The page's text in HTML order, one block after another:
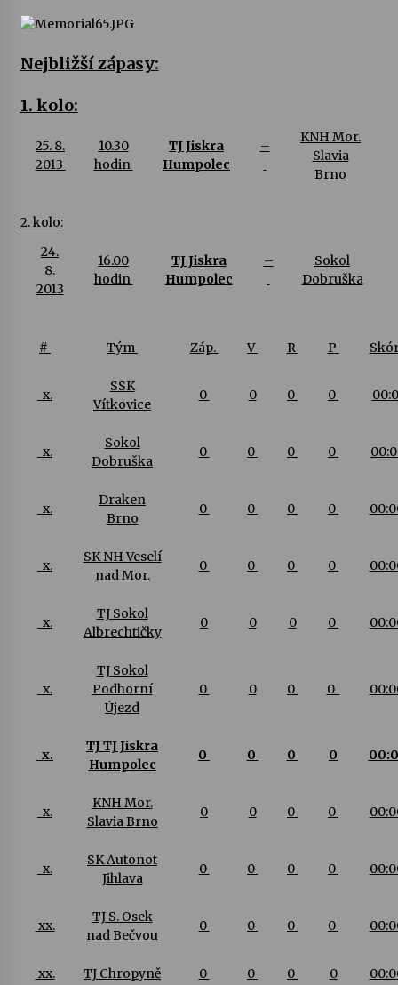
Nejbližší zápasy:
1. kolo:
25. 8.
2013
10.30
hodin
TJ Jiskra
Humpolec
–
KNH Mor.
Slavia
Brno
2. kolo:
24.
8.
2013
16.00
hodin
TJ Jiskra
Humpolec
–
Sokol
Dobruška
# Tým Záp. V R P
x.
SSK
Vítkovice
0 0 0 0
x.
Sokol
Dobruška
0 0 0 0
x.
Draken
Brno
0 0 0 0
x.
SK NH Veselí
nad Mor.
0 0 0 0
x.
TJ Sokol
Albrechtičky
0 0 0 0
x.
TJ Sokol
Podhorní
Újezd
0 0 0 0
x.
TJ TJ Jiskra
Humpolec
0 0 0 0
x.
KNH Mor.
Slavia Brno
0 0 0 0
x.
SK Autonot
Jihlava
0 0 0 0
xx.
TJ S. Osek
nad Bečvou
0 0 0 0
xx. TJ Chropyně 0 0 0 0